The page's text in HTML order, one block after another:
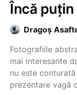
Încă
Dragoş
Fotografiile
mai interesante
nu este
prezentare vagă